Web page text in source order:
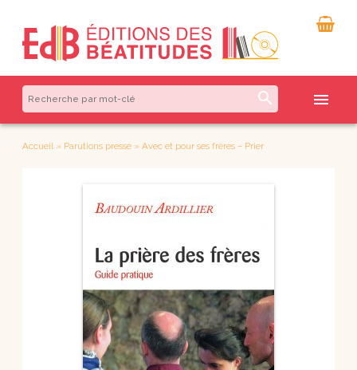
search menu
Accueil » Parutions presse » Avec et pour ses frères – Prier